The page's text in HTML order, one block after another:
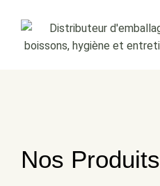
content
Nos Produits